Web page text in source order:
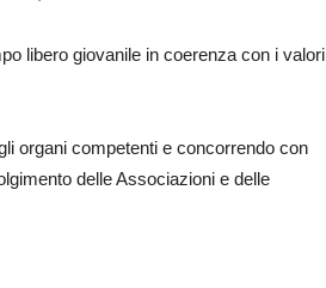
libero giovanile in coerenza con i valori
organi competenti e concorrendo con
delle Associazioni e delle